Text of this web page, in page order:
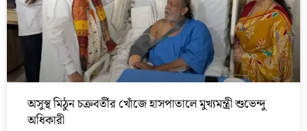
অসুস্থ মিঠুন চক্রবর্তীর খোঁজে হাসপাতালে মুখ্যমন্ত্রী শুভেন্দু
অধিকারী